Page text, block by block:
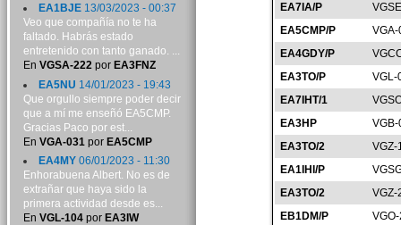
EA7IA/P
EA5CMP/P
EA4GDY/P
EA3TO/P
VGL-
EA7IHT/1
EA3HP
EA3TO/2
VGZ-
EA1IHI/P
EA3TO/2
VGZ-
EB1DM/P
EA1BJE13/03/2023 - 00:37
Veo que compañía no te ha
faltado. Habrás estado
entretenido con tanto ganado. ...
En VGSA-222por EA3FNZ
EA5NU 14/01/2023 - 19:43
Que orgullo siempre poder decir
que a mí me enseñó EA5CMP.
Gracias Paco por est...
En VGA-031 por EA5CMP
EA4MY06/01/2023 - 11:30
Enhorabuena Albert. No es de
extrañar que haya sido la
primera actividad desde es...
En VGL-104por EA3IW